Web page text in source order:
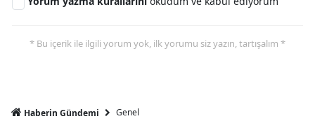
* Bu içerik ile ilgili yorum yok, ilk yorumu siz yazın, tartışalım *
Haberin Gündemi Genel